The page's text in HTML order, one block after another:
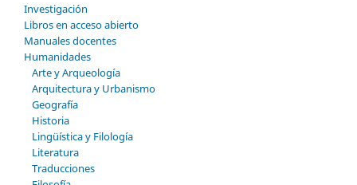
Investigación
Libros en acceso abierto
Manuales docentes
Humanidades
Arte y Arqueología
Arquitectura y Urbanismo
Geografía
Historia
Lingüística y Filología
Literatura
Traducciones